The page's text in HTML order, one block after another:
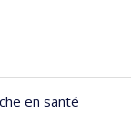
en santé